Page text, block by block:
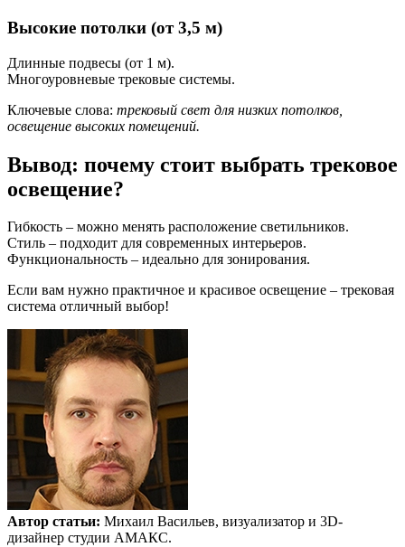
Высокие потолки (от 3,5 м)
Длинные подвесы (от 1 м).
Многоуровневые трековые системы.
Ключевые слова: трековый свет для низких потолков,
освещение высоких помещений.
Вывод: почему стоит выбрать трековое
освещение?
Гибкость – можно менять расположение светильников.
Стиль – подходит для современных интерьеров.
Функциональность – идеально для зонирования.
Если вам нужно практичное и красивое освещение – трековая
система отличный выбор!
Автор статьи: Михаил Васильев, визуализатор и 3D-
дизайнер студии АМАКС.